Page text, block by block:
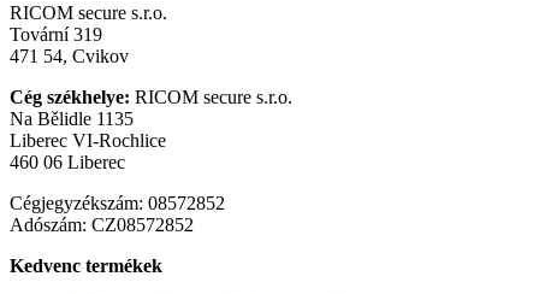
RICOM secure s.r.o.
Tovární 319
471 54, Cvikov
Cég székhelye: RICOM secure s.r.o.
Na Bělidle 1135
Liberec VI-Rochlice
460 06 Liberec
Cégjegyzékszám: 08572852
Adószám: CZ08572852
Kedvenc termékek